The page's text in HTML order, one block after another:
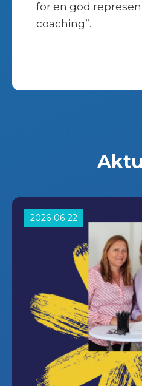
för en god
coaching”.
2026-06-22